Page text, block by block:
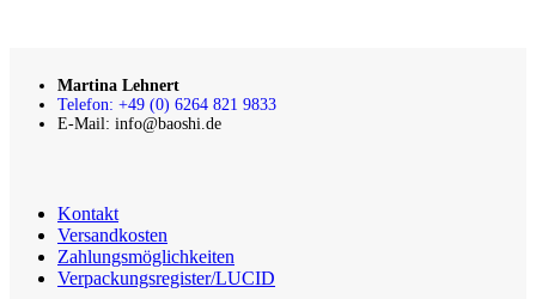
Martina Lehnert
Telefon: +49 (0) 6264 821 9833
E-Mail: info@baoshi.de
Kontakt
Versandkosten
Zahlungsmöglichkeiten
Verpackungsregister/LUCID